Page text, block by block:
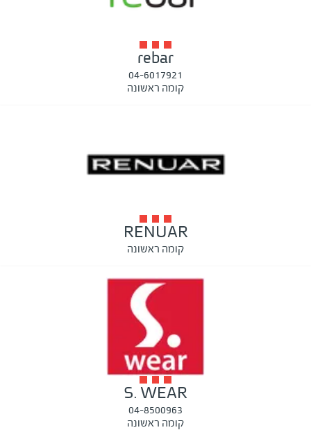
rebar
04-6017921
קומה ראשונה
RENUAR
קומה ראשונה
S. WEAR
04-8500963
קומה ראשונה